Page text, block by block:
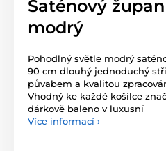
Saténový
modrý
Pohodlný světle modrý
90 cm dlouhý jednoduchý
půvabem a kvalitou
Vhodný ke každé košilce
dárkově baleno v luxusní
Více informací ›